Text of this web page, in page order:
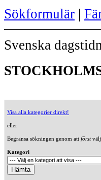
Sökformulär |
Svenska
Visa alla kategorier direkt!
eller
Begränsa sökningen genom att först
Kategori